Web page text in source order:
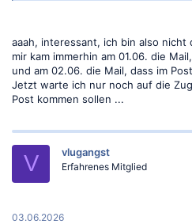
aaah, interessant, ich bin also
mir kam immerhin am 01.06. die
und am 02.06. die Mail, dass im
Jetzt warte ich nur noch auf die
Post kommen sollen ...
V vlugangst
Erfahrenes Mitglied
03.06.2026